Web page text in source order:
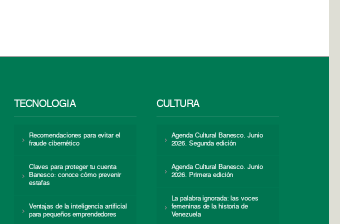
TECNOLOGÍA
Recomendaciones para evitar el
fraude cibernético
Claves para proteger tu cuenta
Banesco: conoce cómo prevenir
estafas
Ventajas de la inteligencia artificial
para pequeños emprendedores
CULTURA
Agenda Cultural Banesco. Junio
2026. Segunda edición
Agenda Cultural Banesco. Junio
2026. Primera edición
La palabra ignorada: las voces
femeninas de la historia de
Venezuela